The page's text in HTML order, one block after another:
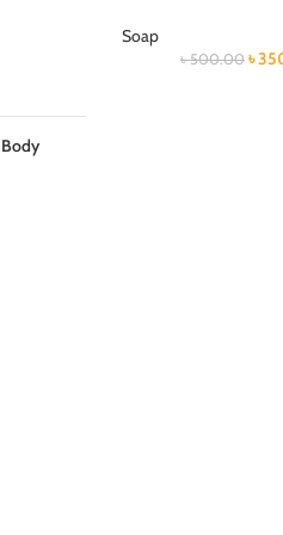
Soap
৳500.00 ৳